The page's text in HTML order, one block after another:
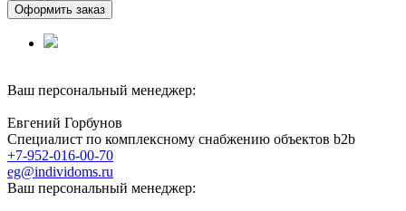
Оформить заказ
Ваш персональный менеджер:
Евгений Горбунов
Специалист по комплексному снабжению объектов b2b
+7-952-016-00-70
eg@individoms.ru
Ваш персональный менеджер: